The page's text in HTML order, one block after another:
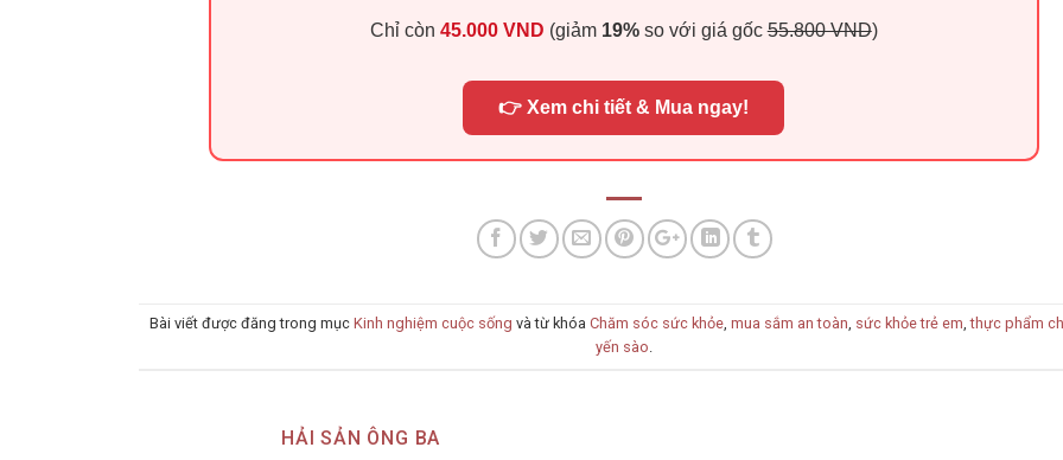
Chỉ còn 45.000 VND (giảm 19%so với giá gốc55.800 VND)
👉 Xem chi tiết & Mua ngay!
Bài viết được đăng trong mục Kinh nghiệm cuộc sống và từ khóa Chăm sóc sức khỏe, mua sắm an toàn sức khỏe trẻ em ,thực phẩm
yến sào
HẢI SẢN ÔNG BA